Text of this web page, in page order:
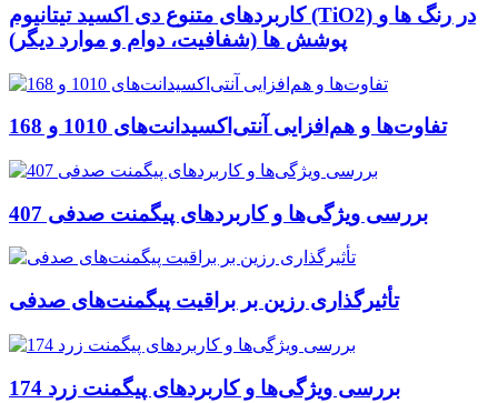
کاربردهای متنوع دی اکسید تیتانیوم (TiO2) در رنگ ها و
پوشش ها (شفافیت، دوام و موارد دیگر)
تفاوت‌ها و هم‌افزایی آنتی‌اکسیدانت‌های 1010 و 168
بررسی ویژگی‌ها و کاربردهای پیگمنت صدفی 407
تأثیرگذاری رزین بر براقیت پیگمنت‌های صدفی
بررسی ویژگی‌ها و کاربردهای پیگمنت زرد 174